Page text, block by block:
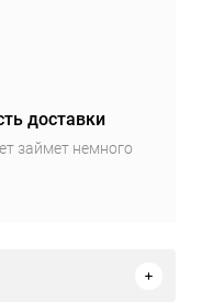
доставки
займет немного